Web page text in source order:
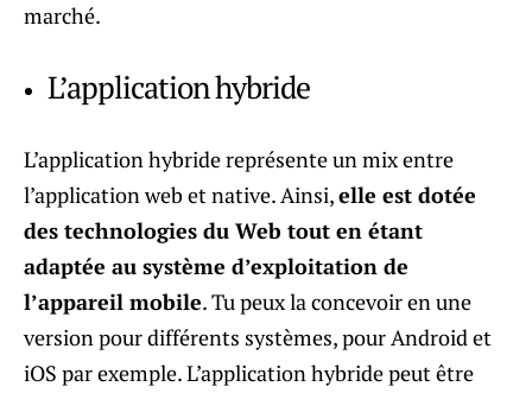
marché.
L’application hybride
L’application hybride représente un mix entre
l’application web et native. Ainsi,elle est dotée
des technologies du Web tout en étant
adaptée au système d’exploitation de
l’appareil mobile. Tu peux la concevoir en une
version pour différents systèmes, pour Android et
iOS par exemple. L’application hybride peut être